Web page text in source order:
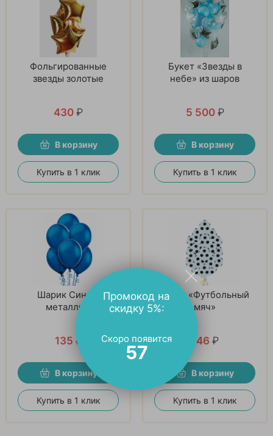
Фольгированные
звезды золотые
430 ₽
В корзину
Купить в 1 клик
Букет «Звезды в
небе» из шаров
5 500 ₽
В корзину
Купить в 1 клик
Шарик Синий,
металлик.
135 ₽
В корзину
Купить в 1 клик
Шары «Футбольный
мяч»
146 ₽
В корзину
Купить в 1 клик
Промокод на
скидку 5%:
Скоро появится
56